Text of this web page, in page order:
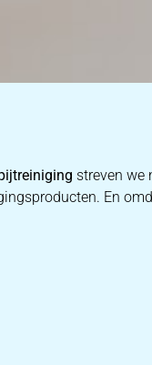
streven we
En